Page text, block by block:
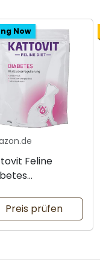
Now
Feline
Preis prüfen